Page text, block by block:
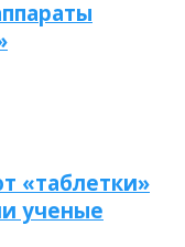
«таблетки»
ученые